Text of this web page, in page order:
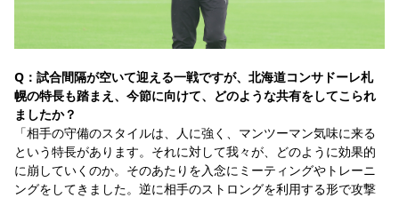
Q：試合間隔が空いて迎える一戦ですが、北海道コンサドーレ札
幌の特長も踏まえ、今節に向けて、どのような共有をしてこられ
ましたか？
「相手の守備のスタイルは、人に強く、マンツーマン気味に来る
という特長があります。それに対して我々が、どのように効果的
に崩していくのか。そのあたりを入念にミーティングやトレーニ
ングをしてきました。逆に相手のストロングを利用する形で攻撃